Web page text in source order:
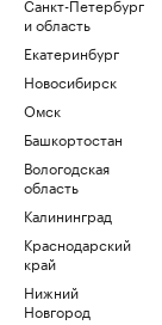
Санкт-Петербург
и область
Екатеринбург
Новосибирск
Омск
Башкортостан
Вологодская
область
Калининград
Краснодарский
край
Нижний
Новгород